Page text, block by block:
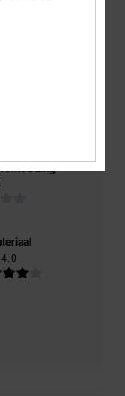
4.0